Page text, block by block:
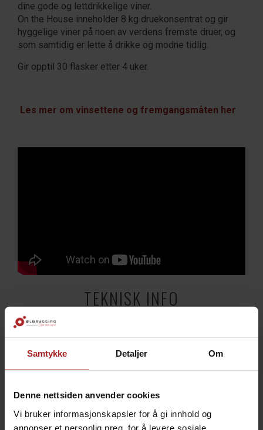
Samtykke Detaljer Om
Denne nettsiden anvender cookies
Vi bruker informasjonskapsler for å gi innhold og
annonser et personlig preg, for å levere sosiale
dine gode og lettdrikkelige viner.
On the House inneholder 8 kg druekonsentrat og gir
hyggelige viner på noen av verdens fremste druer, og
som samtidig er lette å drikke og modne tidlig.
Gir opptil 30 flasker etter 4 uker.
Les mer om vinsettene og fremgangsmåten her
TEKNISK INFO
Bruksområde
Vin
Vinserie
On the House
Vin-type
Rødvin
Råstoff
Merlot
Volum
23 liter